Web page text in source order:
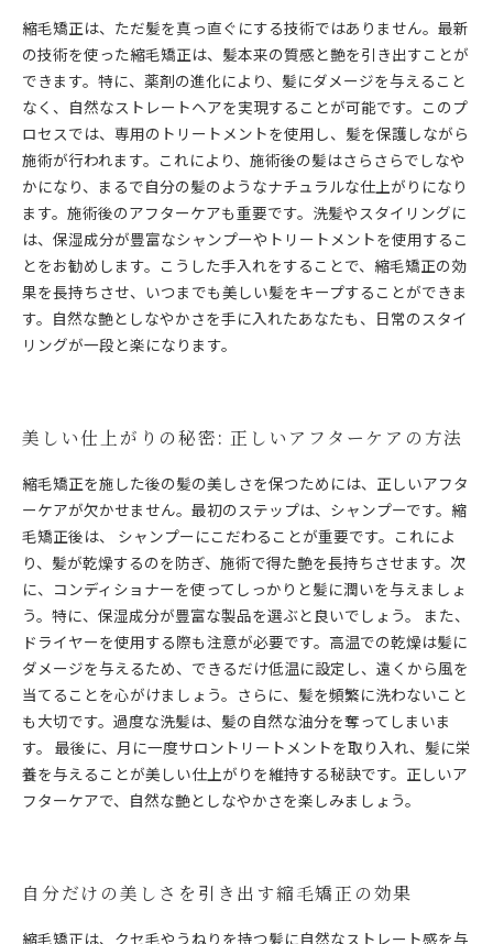
縮毛矯正は、ただ髪を真っ直ぐにする技術ではありません。最新
の技術を使った縮毛矯正は、髪本来の質感と艶を引き出すことが
できます。特に、薬剤の進化により、髪にダメージを与えること
なく、自然なストレートヘアを実現することが可能です。このプ
ロセスでは、専用のトリートメントを使用し、髪を保護しながら
施術が行われます。これにより、施術後の髪はさらさらでしなや
かになり、まるで自分の髪のようなナチュラルな仕上がりになり
ます。施術後のアフターケアも重要です。洗髪やスタイリングに
は、保湿成分が豊富なシャンプーやトリートメントを使用するこ
とをお勧めします。こうした手入れをすることで、縮毛矯正の効
果を長持ちさせ、いつまでも美しい髪をキープすることができま
す。自然な艶としなやかさを手に入れたあなたも、日常のスタイ
リングが一段と楽になります。
美しい仕上がりの秘密: 正しいアフターケアの方法
縮毛矯正を施した後の髪の美しさを保つためには、正しいアフタ
ーケアが欠かせません。最初のステップは、シャンプーです。縮
毛矯正後は、 シャンプーにこだわることが重要です。これによ
り、髪が乾燥するのを防ぎ、施術で得た艶を長持ちさせます。次
に、コンディショナーを使ってしっかりと髪に潤いを与えましょ
う。特に、保湿成分が豊富な製品を選ぶと良いでしょう。 また、
ドライヤーを使用する際も注意が必要です。高温での乾燥は髪に
ダメージを与えるため、できるだけ低温に設定し、遠くから風を
当てることを心がけましょう。さらに、髪を頻繁に洗わないこと
も大切です。過度な洗髪は、髪の自然な油分を奪ってしまいま
す。 最後に、月に一度サロントリートメントを取り入れ、髪に栄
養を与えることが美しい仕上がりを維持する秘訣です。正しいア
フターケアで、自然な艶としなやかさを楽しみましょう。
自分だけの美しさを引き出す縮毛矯正の効果
縮毛矯正は、クセ毛やうねりを持つ髪に自然なストレート感を与